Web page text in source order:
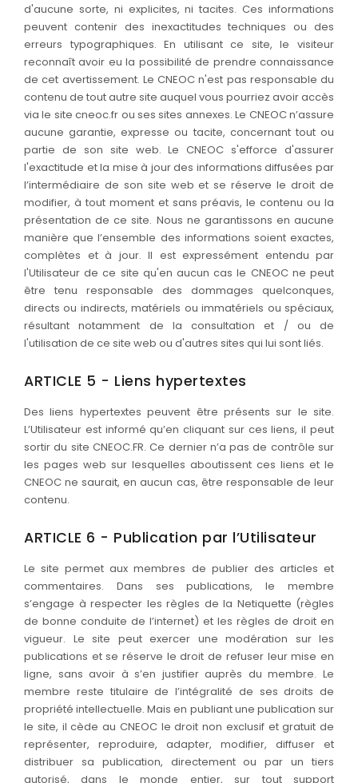
d'aucune sorte, ni explicites, ni tacites. Ces informations
peuvent contenir des inexactitudes techniques ou des
erreurs typographiques. En utilisant ce site, le visiteur
reconnaît avoir eu la possibilité de prendre connaissance
de cet avertissement. Le CNEOC n'est pas responsable du
contenu de tout autre site auquel vous pourriez avoir accès
via le site cneoc.fr ou ses sites annexes. Le CNEOC n’assure
aucune garantie, expresse ou tacite, concernant tout ou
partie de son site web. Le CNEOC s'efforce d'assurer
l'exactitude et la mise à jour des informations diffusées par
l’intermédiaire de son site web et se réserve le droit de
modifier, à tout moment et sans préavis, le contenu ou la
présentation de ce site. Nous ne garantissons en aucune
manière que l’ensemble des informations soient exactes,
complètes et à jour. Il est expressément entendu par
l'Utilisateur de ce site qu'en aucun cas le CNEOC ne peut
être tenu responsable des dommages quelconques,
directs ou indirects, matériels ou immatériels ou spéciaux,
résultant notamment de la consultation et / ou de
l'utilisation de ce site web ou d'autres sites qui lui sont liés.
ARTICLE 5 - Liens hypertextes
Des liens hypertextes peuvent être présents sur le site.
L’Utilisateur est informé qu’en cliquant sur ces liens, il peut
sortir du site CNEOC.FR. Ce dernier n’a pas de contrôle sur
les pages web sur lesquelles aboutissent ces liens et le
CNEOC ne saurait, en aucun cas, être responsable de leur
contenu.
ARTICLE 6 - Publication par l’Utilisateur
Le site permet aux membres de publier des articles et
commentaires. Dans ses publications, le membre
s’engage à respecter les règles de la Netiquette (règles
de bonne conduite de l’internet) et les règles de droit en
vigueur. Le site peut exercer une modération sur les
publications et se réserve le droit de refuser leur mise en
ligne, sans avoir à s’en justifier auprès du membre. Le
membre reste titulaire de l’intégralité de ses droits de
propriété intellectuelle. Mais en publiant une publication sur
le site, il cède au CNEOC le droit non exclusif et gratuit de
représenter, reproduire, adapter, modifier, diffuser et
distribuer sa publication, directement ou par un tiers
autorisé, dans le monde entier, sur tout support